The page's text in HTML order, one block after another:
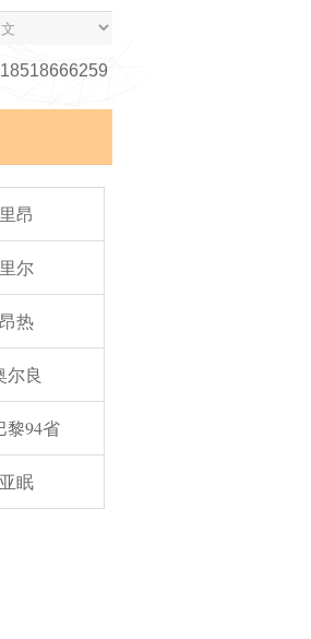
18518666259
里昂
里尔
昂热
尔良
黎94省
亚眠